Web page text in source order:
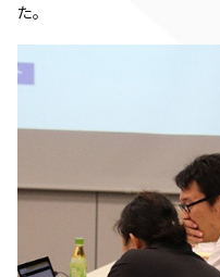
た。